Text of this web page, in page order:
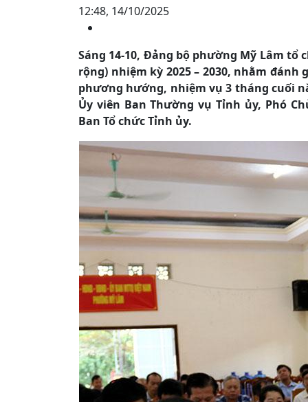
12:48, 14/10/2025
Sáng 14-10, Đảng bộ phường Mỹ Lâm
rộng) nhiệm kỳ 2025 – 2030, nhằm
phương hướng, nhiệm vụ 3 tháng cuối
Ủy viên Ban Thường vụ Tỉnh ủy, Phó
Ban Tổ chức Tỉnh ủy.